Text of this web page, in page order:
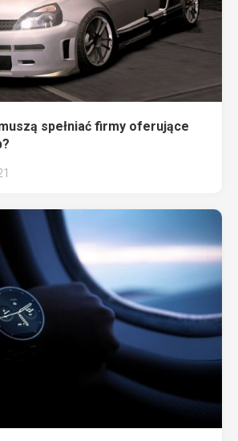
spełniać firmy oferujące